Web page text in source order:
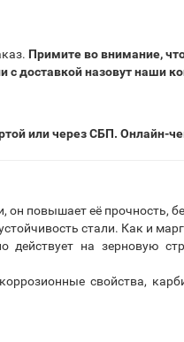
Примите во внимание,
доставкой назовут наши
или через СБП. Онлайн-
повышает её прочность,
стали. Как и
на зерновую
свойства,